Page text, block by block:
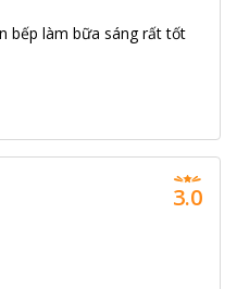
bếp làm bữa sáng rất tốt
3.0